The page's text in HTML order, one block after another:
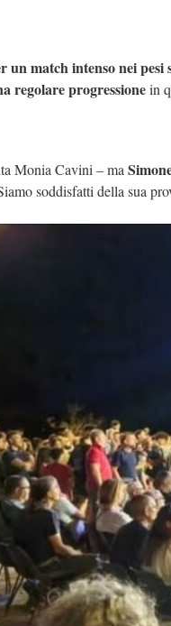
un match intenso nei pesi
regolare progressionein
Monia Cavini – ma
soddisfatti della sua